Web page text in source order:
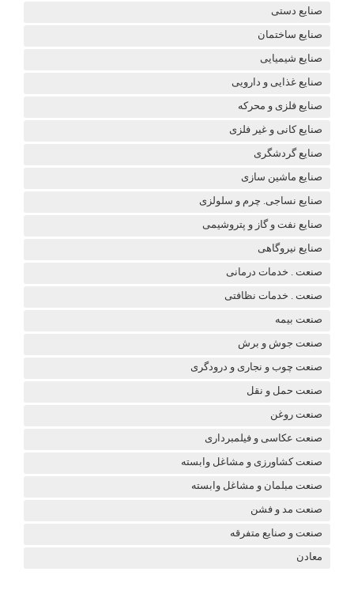
صنایع دستی
صنایع ساختمان
صنایع شیمیایی
صنایع غذایی و دارویی
صنایع فلزی و محرکه
صنایع کانی و غیر فلزی
صنایع گردشگری
صنایع ماشین سازی
صنایع نساجی. چرم و سلولزی
صنایع نفت و گاز و پتروشیمی
صنایع نیروگاهی
صنعت . خدمات درمانی
صنعت . خدمات نظافتی
صنعت بیمه
صنعت جوش و برش
صنعت چوب و نجاری و درودگری
صنعت حمل و نقل
صنعت روغن
صنعت عکاسی و فیلمبرداری
صنعت کشاورزی و مشاغل وابسته
صنعت مبلمان و مشاغل وابسته
صنعت مد و فشن
صنعت و صنایع متفرقه
معادن